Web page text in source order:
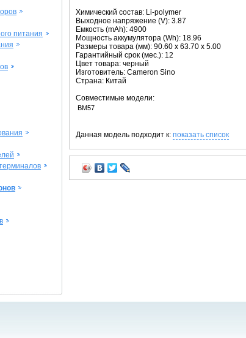
питания
Химический состав: Li-polymer
Выходное напряжение (V): 3.87
Емкость (mAh): 4900
Мощность аккумулятора (Wh): 18.96
Размеры товара (мм): 90.60 x 63.70 x 5.00
Гарантийный срок (мес.): 12
Цвет товара: черный
Изготовитель: Cameron Sino
Страна: Китай
Совместимые модели:
BM57
Данная модель подходит к: показать список